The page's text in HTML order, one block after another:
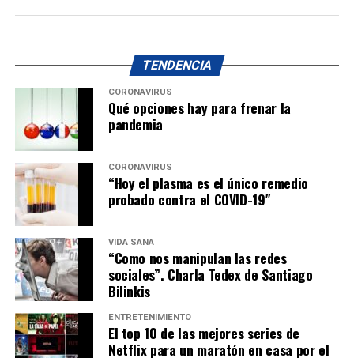
TENDENCIA
CORONAVIRUS
Qué opciones hay para frenar la
pandemia
CORONAVIRUS
“Hoy el plasma es el único remedio
probado contra el COVID-19″
VIDA SANA
“Como nos manipulan las redes
sociales”. Charla Tedex de Santiago
Bilinkis
ENTRETENIMIENTO
El top 10 de las mejores series de
Netflix para un maratón en casa por el